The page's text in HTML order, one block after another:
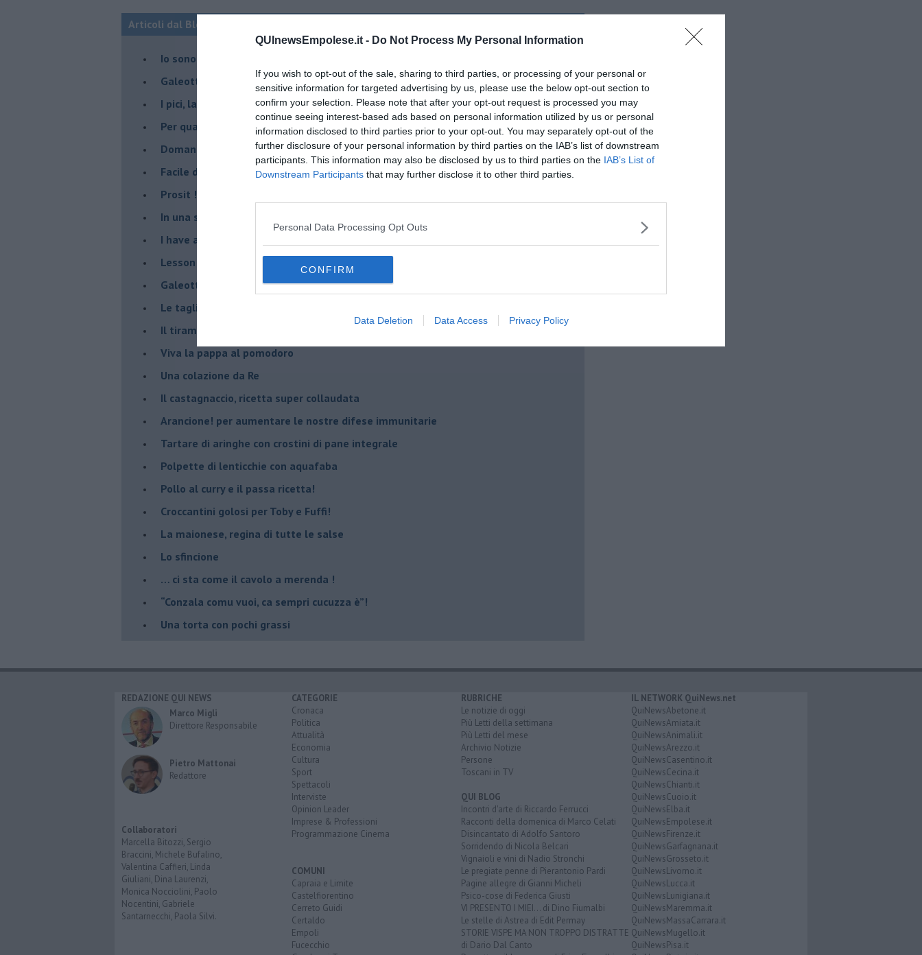
QUInewsEmpolese.it - Do Not Process My Personal Information
If you wish to opt-out of the sale, sharing to third parties, or processing of your personal or
sensitive information for targeted advertising by us, please use the below opt-out section to
confirm your selection. Please note that after your opt-out request is processed you may
continue seeing interest-based ads based on personal information utilized by us or personal
information disclosed to third parties prior to your opt-out. You may separately opt-out of the
further disclosure of your personal information by third parties on the IAB’s list of downstream
participants. This information may also be disclosed by us to third parties on the IAB’s List of
Downstream Participants that may further disclose it to other third parties.
Personal Data Processing Opt Outs
CONFIRM
Data Deletion Data Access Privacy Policy
Articoli dal Blog “Due chiacchiere in cucina” di Sabrina Rossello
Io sono "fragolo"
Galeotte le giuggiole !
I pici, la pasta degli Etruschi
Per qualche chilo in più...
Domani è un altro giorno
​Facile dire salsa di pomodori!
Prosit !
​In una sera di mezza estate
I have a dream…
​Lesson one: zucchini bread!
Galeotta la crociera!
Le tagliatelle di nonna Pina
Il tiramisù
Viva la pappa al pomodoro
Una colazione da Re
Il castagnaccio, ricetta super collaudata
​Arancione! per aumentare le nostre difese immunitarie
Tartare di aringhe con crostini di pane integrale
Polpette di lenticchie con aquafaba
​Pollo al curry e il passa ricetta!
Croccantini golosi per Toby e Fuffi!
La maionese, regina di tutte le salse
Lo sfincione
​… ci sta come il cavolo a merenda !
“Conzala comu vuoi, ca sempri cucuzza è”!
​Una torta con pochi grassi
REDAZIONE QUI NEWS
Marco Migli
Direttore Responsabile
Pietro Mattonai
Redattore
Collaboratori
Marcella Bitozzi, Sergio
Braccini, Michele Bufalino,
Valentina Caffieri, Linda
Giuliani, Dina Laurenzi,
Monica Nocciolini, Paolo
Nocentini, Gabriele
Santarnecchi, Paola Silvi.
CATEGORIE
Cronaca
Politica
Attualità
Economia
Cultura
Sport
Spettacoli
Interviste
Opinion Leader
Imprese & Professioni
Programmazione Cinema
COMUNI
Capraia e Limite
Castelfiorentino
Cerreto Guidi
Certaldo
Empoli
Fucecchio
RUBRICHE
Le notizie di oggi
Più Letti della settimana
Più Letti del mese
Archivio Notizie
Persone
Toscani in TV
QUI BLOG
Incontri d'arte di Riccardo Ferrucci
Racconti della domenica di Marco Celati
Disincantato di Adolfo Santoro
Sorridendo di Nicola Belcari
Vignaioli e vini di Nadio Stronchi
Le pregiate penne di Pierantonio Pardi
Pagine allegre di Gianni Micheli
Psico-cose di Federica Giusti
VI PRESENTO I MIEI... di Dino Fiumalbi
Le stelle di Astrea di Edit Permay
STORIE VISPE MA NON TROPPO DISTRATTE
di Dario Dal Canto
IL NETWORK QuiNews.net
QuiNewsAbetone.it
QuiNewsAmiata.it
QuiNewsAnimali.it
QuiNewsArezzo.it
QuiNewsCasentino.it
QuiNewsCecina.it
QuiNewsChianti.it
QuiNewsCuoio.it
QuiNewsElba.it
QuiNewsEmpolese.it
QuiNewsFirenze.it
QuiNewsGarfagnana.it
QuiNewsGrosseto.it
QuiNewsLivorno.it
QuiNewsLucca.it
QuiNewsLunigiana.it
QuiNewsMaremma.it
QuiNewsMassaCarrara.it
QuiNewsMugello.it
QuiNewsPisa.it